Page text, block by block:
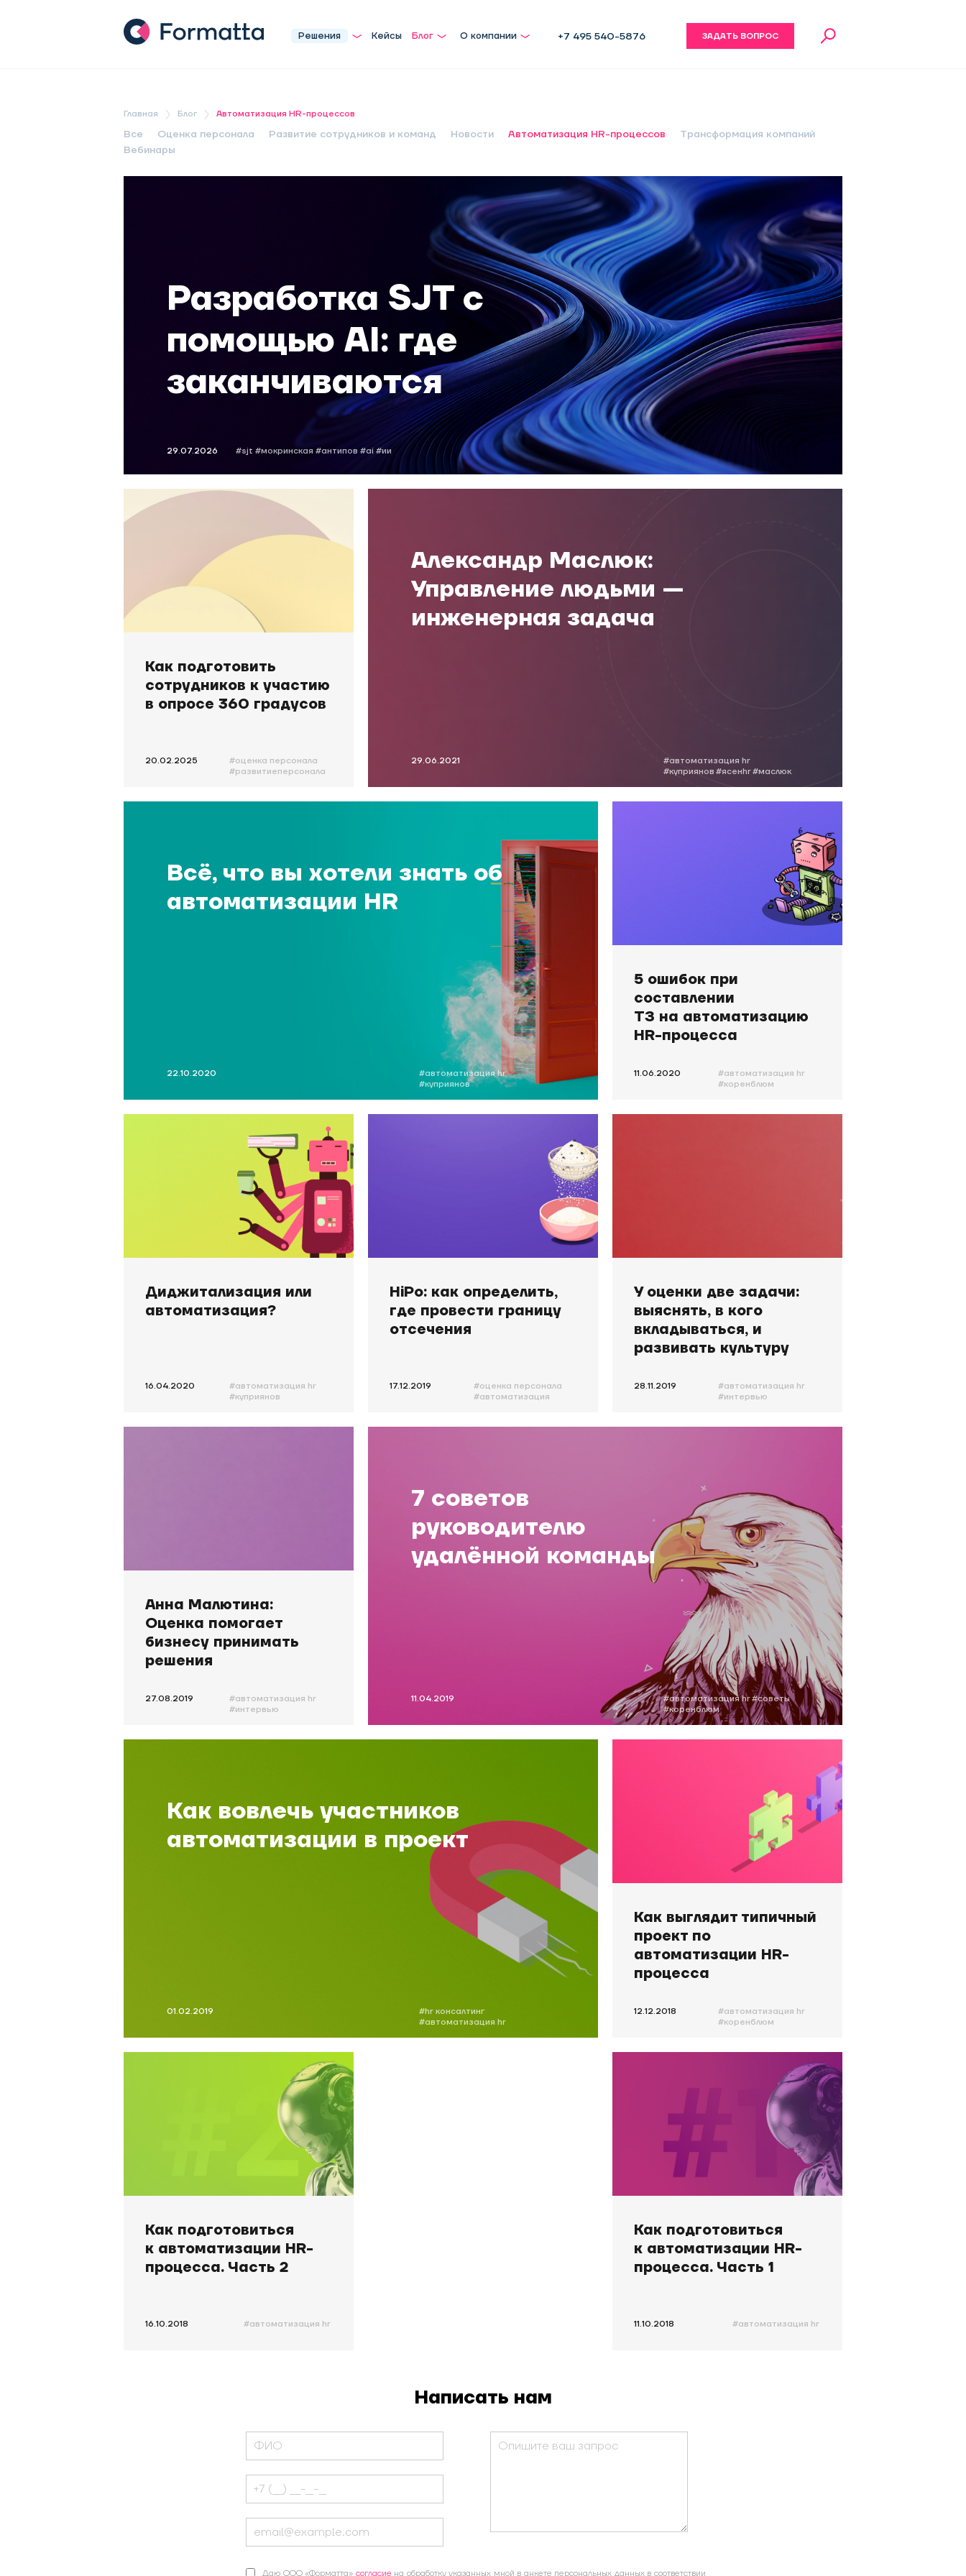
Решения Кейсы Блог О компании +7 495 540-5876 ЗАДАТЬ ВОПРОС
Главная Блог Автоматизация HR-процессов
Все Оценка персонала Развитие сотрудников и команд Новости Автоматизация HR-процессов
Трансформация компаний
Вебинары
Разработка SJT с
помощью AI: где
заканчиваются
возможности нейросети
и начинается работа
эксперта
29.07.2026 #sjt #мокринская #антипов #ai #ии
Как подготовить
сотрудников к участию
в опросе 360 градусов
20.02.2025
#оценка персонала
#развитиеперсонала
Александр Маслюк:
Управление людьми —
инженерная задача
29.06.2021
#автоматизация hr
#куприянов #ясенhr#маслюк
Всё, что вы хотели знать об
автоматизации HR
22.10.2020
#автоматизация hr
#куприянов
5 ошибок при
составлении
ТЗ на автоматизацию
HR-процесса
11.06.2020
#автоматизация hr
#коренблюм
Диджитализация или
автоматизация?
16.04.2020
#автоматизация hr
#куприянов
HiPo: как определить,
где провести границу
отсечения
17.12.2019
#оценка персонала
#автоматизация
У оценки две задачи:
выяснять, в кого
вкладываться, и
развивать культуру
28.11.2019
#автоматизация hr
#интервью
#павлов
Анна Малютина:
Оценка помогает
бизнесу принимать
решения
27.08.2019
#автоматизация hr
#интервью
#павлов
7 советов
руководителю
удалённой команды
11.04.2019 #автоматизация hr#советы
#коренблюм
Как вовлечь участников
автоматизации в проект
01.02.2019
#hr консалтинг
#автоматизация hr
Как выглядит типичный
проект по
автоматизации HR-
процесса
12.12.2018
#автоматизация hr
#коренблюм
Как подготовиться
к автоматизации HR-
процесса. Часть 2
16.10.2018 #автоматизация hr
Как подготовиться
к автоматизации HR-
процесса. Часть 1
11.10.2018 #автоматизация hr
Написать нам
Даю ООО «Форматта» согласие на обработку указанных мной в анкете персональных данных в соответствии